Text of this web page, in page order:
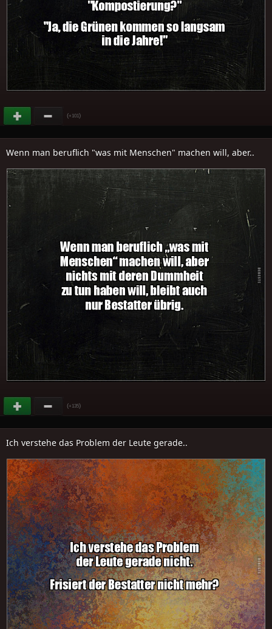
(+101)
Wenn man beruflich "was mit Menschen" machen will, aber..
(+135)
Ich verstehe das Problem der Leute gerade..